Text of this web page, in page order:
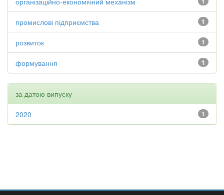
1
промислові підприємства
1
розвиток
1
формування
за датою випуску
1
2020